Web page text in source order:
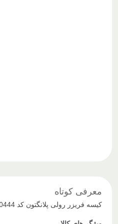
معرفی کوتاه
کیسه فریزر رولی پلانگتون کد 200444 (بسته 500 عددی)